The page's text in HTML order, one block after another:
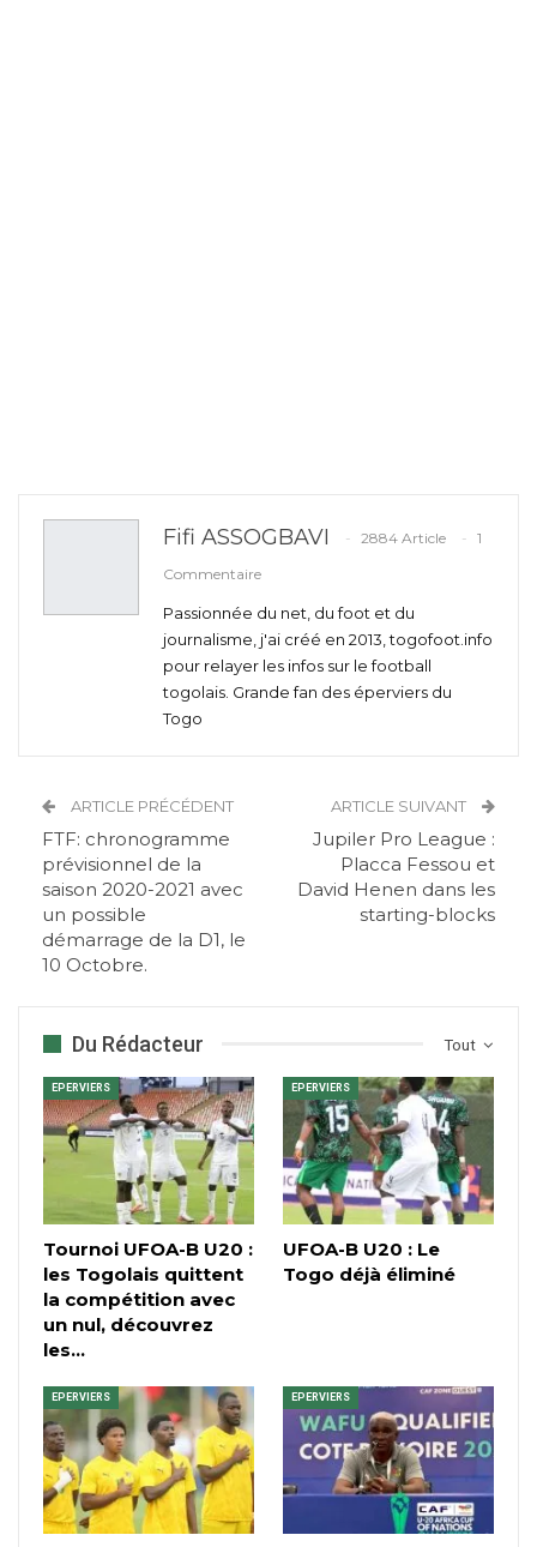
Fifi ASSOGBAVI 2884 Article
1
Commentaire
Passionnée du net, du foot et du
journalisme, j'ai créé en 2013, togofoot.info
pour relayer les infos sur le football
togolais. Grande fan des éperviers du
Togo
ARTICLE PRÉCÉDENT
FTF: chronogramme
prévisionnel de la
saison 2020-2021 avec
un possible
démarrage de la D1, le
10 Octobre.
ARTICLE SUIVANT
Jupiler Pro League :
Placca Fessou et
David Henen dans les
starting-blocks
Tout
Du Rédacteur
EPERVIERS
Tournoi UFOA-B U20 :
les Togolais quittent
la compétition avec
un nul, découvrez
les…
EPERVIERS
UFOA-B U20 : Le
Togo déjà éliminé
EPERVIERS EPERVIERS